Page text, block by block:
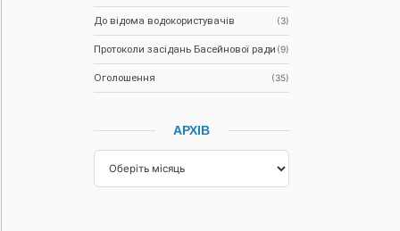
До відома водокористувачів (3)
Протоколи засідань Басейнової ради (9)
Оголошення (35)
АРХІВ